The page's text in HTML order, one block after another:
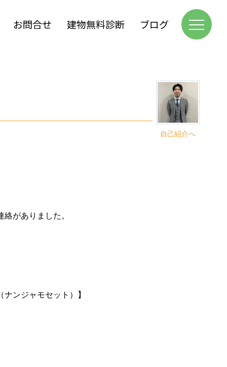
お問合せ 建物無料診断 ブログ
自己紹介へ
がありました。
ナンジャモセット） 】